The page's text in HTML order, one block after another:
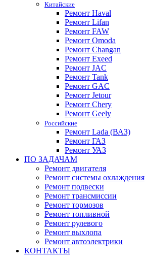
Китайские
Ремонт Haval
Ремонт Lifan
Ремонт FAW
Ремонт Omoda
Ремонт Changan
Ремонт Exeed
Ремонт JAC
Ремонт Tank
Ремонт GAC
Ремонт Jetour
Ремонт Chery
Ремонт Geely
Российские
Ремонт Lada (ВАЗ)
Ремонт ГАЗ
Ремонт УАЗ
ПО ЗАДАЧАМ
Ремонт двигателя
Ремонт системы охлаждения
Ремонт подвески
Ремонт трансмиссии
Ремонт тормозов
Ремонт топливной
Ремонт рулевого
Ремонт выхлопа
Ремонт автоэлектрики
КОНТАКТЫ